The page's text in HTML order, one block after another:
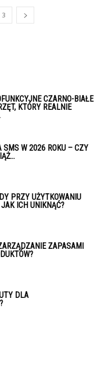
3
CZARNO-BIAŁE
KTÓRY REALNIE
SMS W 2026 ROKU – CZY
PRZY UŻYTKOWANIU
ICH UNIKNĄĆ?
ZAPASAMI
DLA